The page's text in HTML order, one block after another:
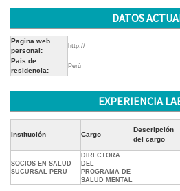
DATOS
Pagina web
personal:
http://
Pais de
residencia:
Perú
EXPERIENCIA
Institución Cargo
Descripción
del cargo
SOCIOS EN SALUD
SUCURSAL PERU
DIRECTORA
DEL
PROGRAMA DE
SALUD MENTAL